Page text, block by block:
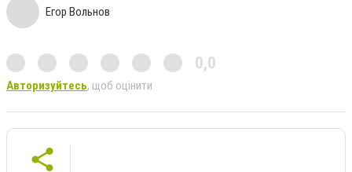
Егор Вольнов
0,0
Авторизуйтесь, щоб оцінити